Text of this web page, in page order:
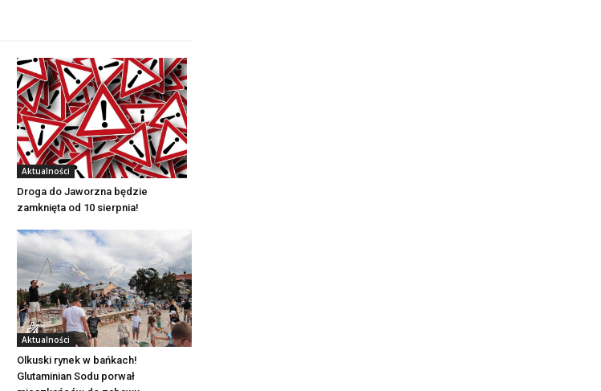
Aktualności
Droga do Jaworzna będzie
zamknięta od 10 sierpnia!
Aktualności
Olkuski rynek w bańkach!
Glutaminian Sodu porwał